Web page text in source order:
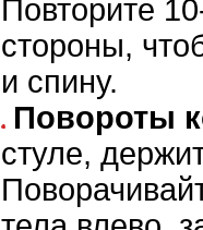
Повторите
стороны,
и спину.
Повороты
стуле,